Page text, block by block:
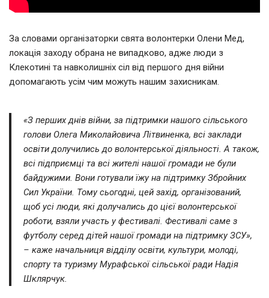
За словами організаторки свята волонтерки Олени Мед,
локація заходу обрана не випадково, адже люди з
Клекотині та навколишніх сіл від першого дня війни
допомагають усім чим можуть нашим захисникам.
«З перших днів війни, за підтримки нашого сільського
голови Олега Миколайовича Літвиненка, всі заклади
освіти долучились до волонтерської діяльності. А також,
всі підприємці та всі жителі нашої громади не були
байдужими. Вони готували їжу на підтримку Збройних
Сил України. Тому сьогодні, цей захід, організований,
щоб усі люди, які долучались до цієї волонтерської
роботи, взяли участь у фестивалі. Фестивалі саме з
футболу серед дітей нашої громади на підтримку ЗСУ»,
– каже начальниця відділу освіти, культури, молоді,
спорту та туризму Мурафської сільської ради Надія
Шклярчук.